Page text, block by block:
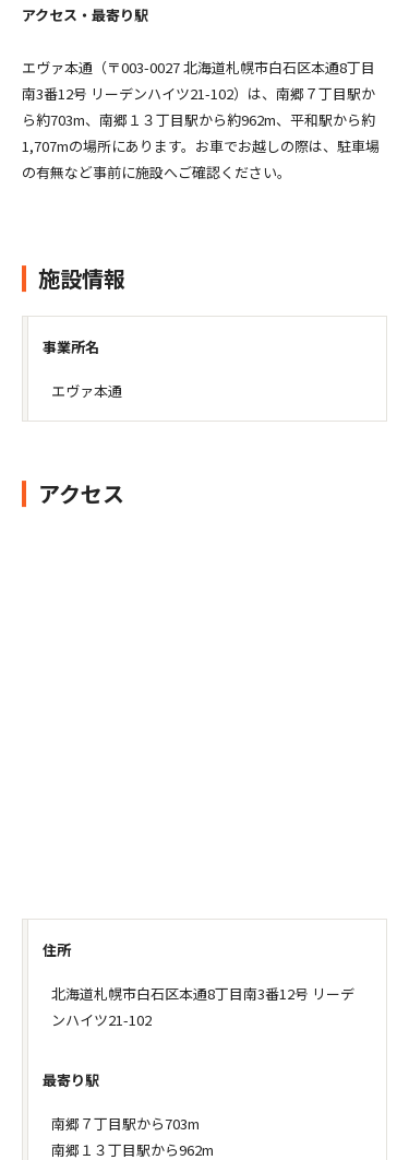
アクセス・最寄り駅
エヴァ本通（〒003-0027 北海道札幌市白石区本通8丁目
南3番12号 リーデンハイツ21-102）は、南郷７丁目駅か
ら約703m、南郷１３丁目駅から約962m、平和駅から約
1,707mの場所にあります。お車でお越しの際は、駐車場
の有無など事前に施設へご確認ください。
施設情報
事業所名
エヴァ本通
アクセス
住所
北海道札幌市白石区本通8丁目南3番12号 リーデ
ンハイツ21-102
最寄り駅
南郷７丁目駅から703m
南郷１３丁目駅から962m